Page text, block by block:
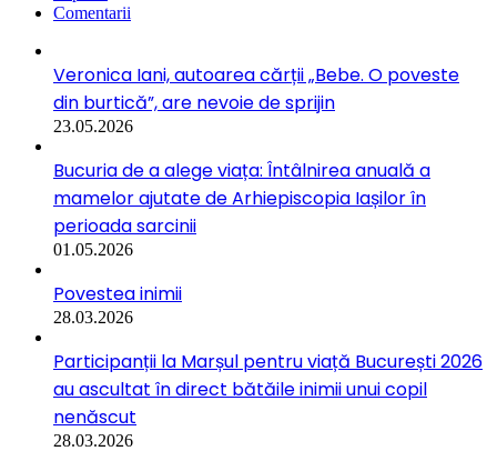
Comentarii
Veronica Iani, autoarea cărții „Bebe. O poveste
din burtică”, are nevoie de sprijin
23.05.2026
Bucuria de a alege viața: Întâlnirea anuală a
mamelor ajutate de Arhiepiscopia Iașilor în
perioada sarcinii
01.05.2026
Povestea inimii
28.03.2026
Participanții la Marșul pentru viață București 2026
au ascultat în direct bătăile inimii unui copil
nenăscut
28.03.2026